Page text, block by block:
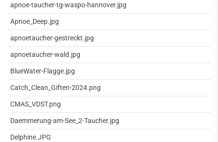
apnoe-taucher-tg-waspo-hannover.jpg
Apnoe_Deep.jpg
apnoetaucher-gestreckt.jpg
apnoetaucher-wald.jpg
BlueWater-Flagge.jpg
Catch_Clean_Giften-2024.png
CMAS_VDST.png
Daemmerung-am-See_2-Taucher.jpg
Delphine.JPG